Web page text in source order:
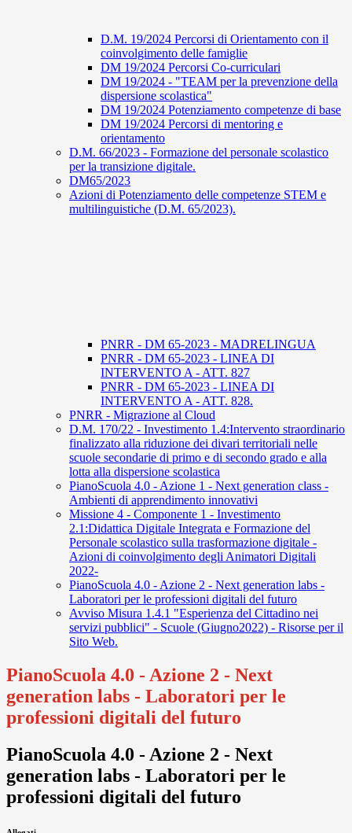
D.M. 19/2024 Percorsi di Orientamento con il
coinvolgimento delle famiglie
DM 19/2024 Percorsi Co-curriculari
DM 19/2024 - "TEAM per la prevenzione della
dispersione scolastica"
DM 19/2024 Potenziamento competenze di base
DM 19/2024 Percorsi di mentoring e
orientamento
D.M. 66/2023 - Formazione del personale scolastico
per la transizione digitale.
DM65/2023
Azioni di Potenziamento delle competenze STEM e
multilinguistiche (D.M. 65/2023).
PNRR - DM 65-2023 - MADRELINGUA
PNRR - DM 65-2023 - LINEA DI
INTERVENTO A - ATT. 827
PNRR - DM 65-2023 - LINEA DI
INTERVENTO A - ATT. 828.
PNRR - Migrazione al Cloud
D.M. 170/22 - Investimento 1.4:Intervento straordinario
finalizzato alla riduzione dei divari territoriali nelle
scuole secondarie di primo e di secondo grado e alla
lotta alla dispersione scolastica
PianoScuola 4.0 - Azione 1 - Next generation class -
Ambienti di apprendimento innovativi
Missione 4 - Componente 1 - Investimento
2.1:Didattica Digitale Integrata e Formazione del
Personale scolastico sulla trasformazione digitale -
Azioni di coinvolgimento degli Animatori Digitali
2022-
PianoScuola 4.0 - Azione 2 - Next generation labs -
Laboratori per le professioni digitali del futuro
Avviso Misura 1.4.1 "Esperienza del Cittadino nei
servizi pubblici" - Scuole (Giugno2022) - Risorse per il
Sito Web.
PianoScuola 4.0 - Azione 2 - Next
generation labs - Laboratori per le
professioni digitali del futuro
PianoScuola 4.0 - Azione 2 - Next
generation labs - Laboratori per le
professioni digitali del futuro